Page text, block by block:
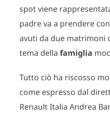
spot viene
padre va a prendere
avuti da due matrimoni
tema della famiglia
Tutto ciò ha riscosso
come espresso dal
Renault Italia Andrea